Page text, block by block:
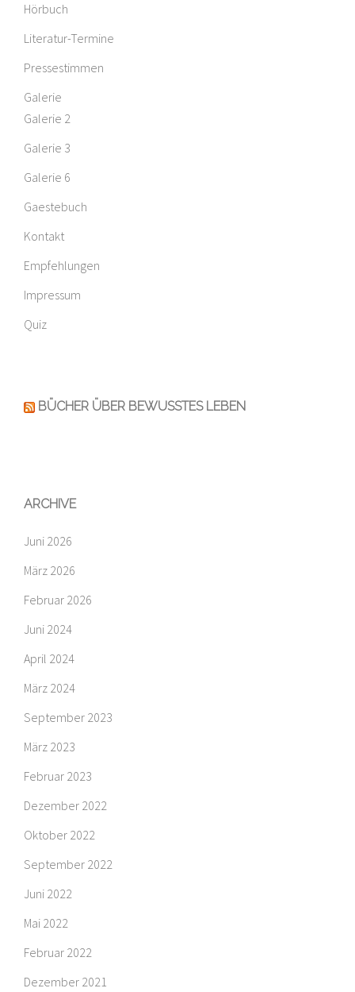
Hörbuch
Literatur-Termine
Pressestimmen
Galerie
Galerie 2
Galerie 3
Galerie 6
Gaestebuch
Kontakt
Empfehlungen
Impressum
Quiz
BÜCHER ÜBER BEWUSSTES LEBEN
ARCHIVE
Juni 2026
März 2026
Februar 2026
Juni 2024
April 2024
März 2024
September 2023
März 2023
Februar 2023
Dezember 2022
Oktober 2022
September 2022
Juni 2022
Mai 2022
Februar 2022
Dezember 2021